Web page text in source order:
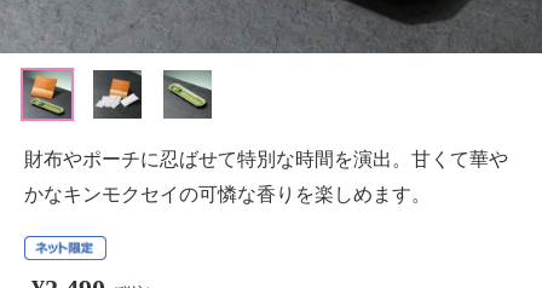
財布やポーチに忍ばせて特別な時間を演出。甘くて華や
かなキンモクセイの可憐な香りを楽しめます。